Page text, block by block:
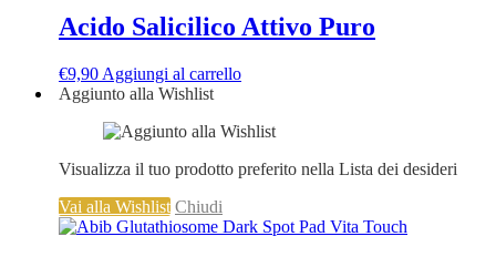
Acido Salicilico Attivo Puro
€9,90 Aggiungi al carrello
Aggiunto alla Wishlist
Visualizza il tuo prodotto preferito nella Lista dei desideri
Vai alla Wishlist Chiudi